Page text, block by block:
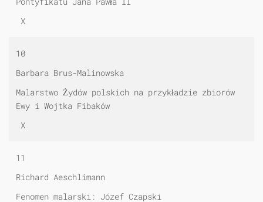
X
10
Barbara Brus-Malinowska
Malarstwo Żydów polskich na przykładzie zbiorów
Ewy i Wojtka Fibaków
X
11
Richard Aeschlimann
Fenomen malarski: Józef Czapski